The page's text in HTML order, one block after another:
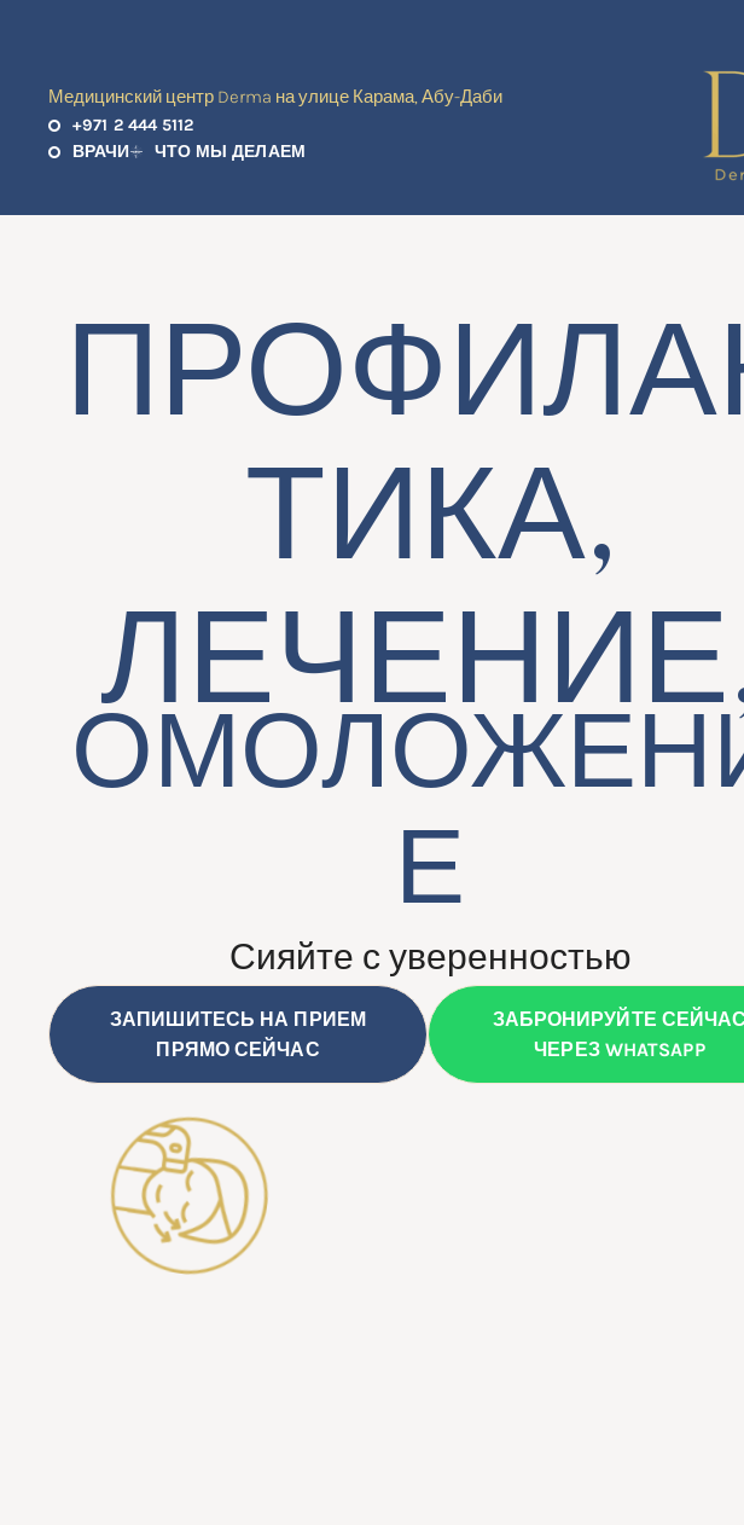
Медицинский центр Derma на улице Карама, Абу-Даби
+971 2 444 5112
ВРАЧИ
ЧТО МЫ ДЕЛАЕМ
ТИКА,
Е
Сияйте с уверенностью
ЗАПИШИТЕСЬ НА ПРИЕМ
ПРЯМО СЕЙЧАС
ЗАБРОНИРУЙТЕ СЕЙЧАС
ЧЕРЕЗ WHATSAPP